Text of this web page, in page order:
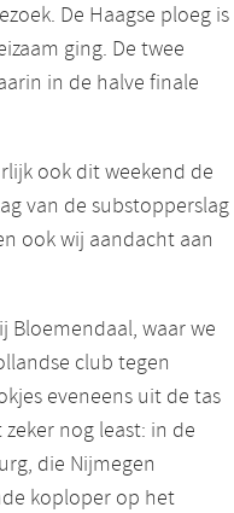
De Haagse ploeg is
ging. De twee
in de halve finale
ook dit weekend de
van de substopperslag
ook wij aandacht aan
Bloemendaal, waar we
club tegen
eveneens uit de tas
nog least: in de
die Nijmegen
koploper op het